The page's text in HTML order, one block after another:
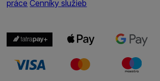
práce Cenníky služieb